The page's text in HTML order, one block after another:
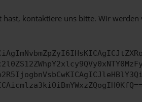
kontaktiere uns bitte. Wir